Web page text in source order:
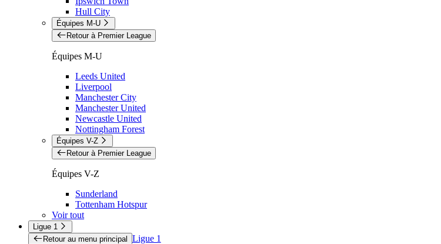
Hull City
Équipes M-U
Retour à Premier League
Équipes M-U
Leeds United
Liverpool
Manchester City
Manchester United
Newcastle United
Nottingham Forest
Équipes V-Z
Retour à Premier League
Équipes V-Z
Sunderland
Tottenham Hotspur
Voir tout
Ligue 1
Retour au menu principal Ligue 1